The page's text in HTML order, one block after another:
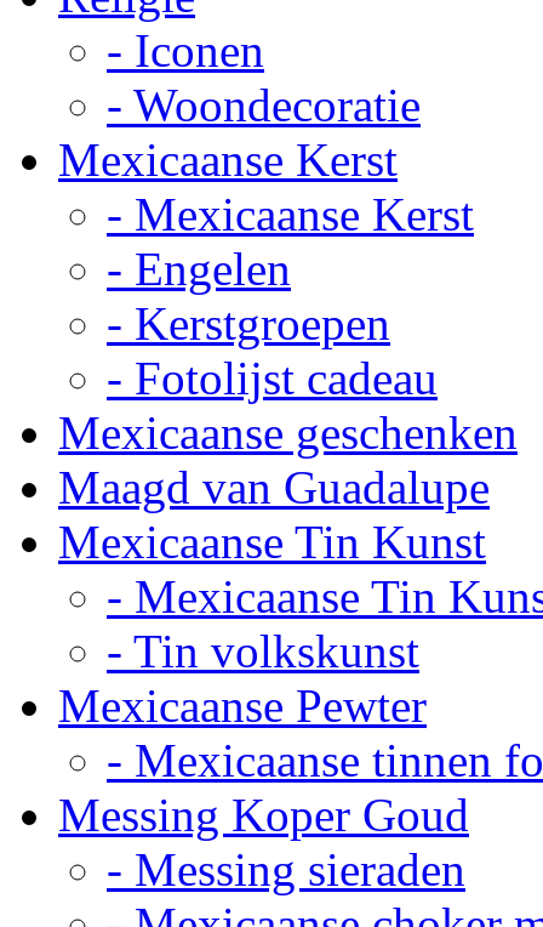
- Iconen
- Woondecoratie
Mexicaanse Kerst
- Mexicaanse Kerst
- Engelen
- Kerstgroepen
- Fotolijst cadeau
Mexicaanse geschenken
Maagd van Guadalupe
Mexicaanse Tin Kunst
- Mexicaanse Tin
- Tin volkskunst
Mexicaanse Pewter
- Mexicaanse tinnen
Messing Koper Goud
- Messing sieraden